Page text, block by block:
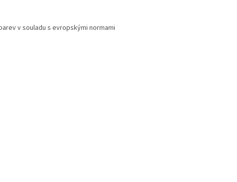
v souladu s evropskými normami